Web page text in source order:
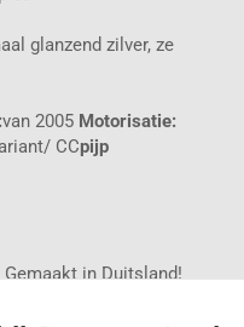
glanzend zilver, ze
van 2005 Motorisatie:
CCpijp
in Duitsland!
voor auto's. Naast